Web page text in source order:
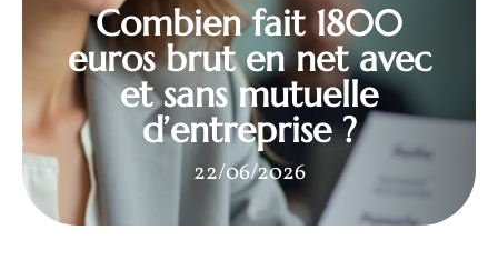
Combien fait 1800
euros brut en net avec
et sans mutuelle
d’entreprise ?
22/06/2026